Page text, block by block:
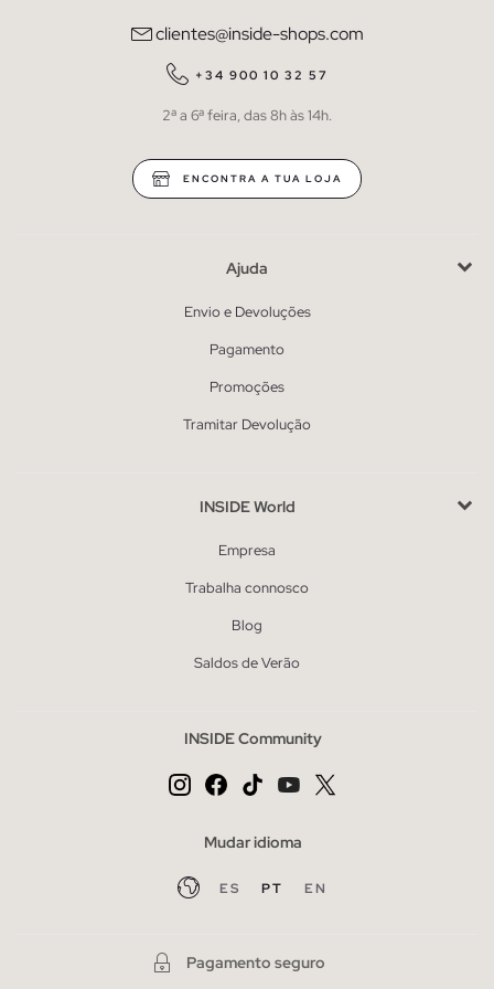
clientes@inside-shops.com
+34 900 10 32 57
2ª a 6ª feira, das 8h às 14h.
ENCONTRA A TUA LOJA
Ajuda
Envio e Devoluções
Pagamento
Promoções
Tramitar Devolução
INSIDE World
Empresa
Trabalha connosco
Blog
Saldos de Verão
INSIDE Community
Mudar idioma
ES PT EN
Pagamento seguro